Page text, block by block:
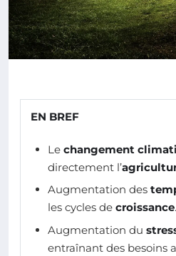
EN BREF
Le changement
directement l’
Augmentation des
les cycles de croissance.
Augmentation du
entraînant des besoins